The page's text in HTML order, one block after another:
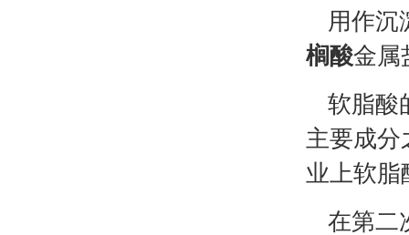
用作沉
榈酸金属
软脂酸
主要成分
业上软脂
在第二